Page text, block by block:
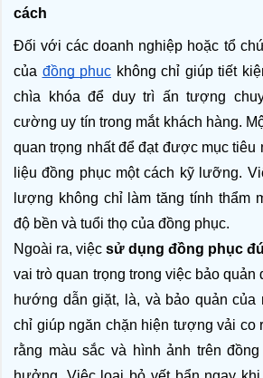
cách
Đối với các doanh nghiệp hoặc tổ
của đồng phục không chỉ giúp tiết
chìa khóa để duy trì ấn tượng
cường uy tín trong mắt khách hàng.
quan trọng nhất để đạt được mục tiêu
liệu đồng phục một cách kỹ lưỡng.
lượng không chỉ làm tăng tính thẩm
độ bền và tuổi thọ của đồng phục.
Ngoài ra, việc sử dụng đồng phục
vai trò quan trọng trong việc bảo quản
hướng dẫn giặt, là, và bảo quản của
chỉ giúp ngăn chặn hiện tượng vải co
rằng màu sắc và hình ảnh trên